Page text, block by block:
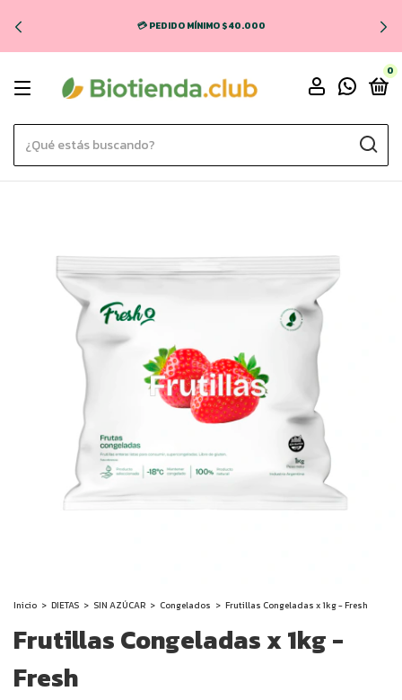
💳 PEDIDO MÍNIMO $40.000
0
Inicio > DIETAS > SIN AZÚCAR > Congelados > Frutillas Congeladas x 1kg - Fresh
Frutillas Congeladas x 1kg -
Fresh